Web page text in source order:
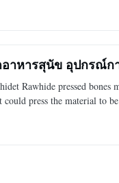
าหารสุนัข อุปกรณ์ก
Rawhide pressed bones
press the material to be